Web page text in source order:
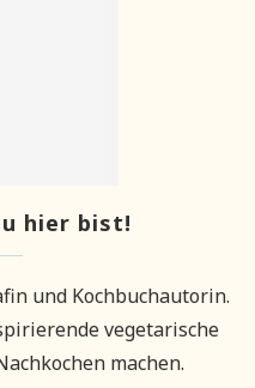
hier bist!
und Kochbuchautorin.
vegetarische
machen.